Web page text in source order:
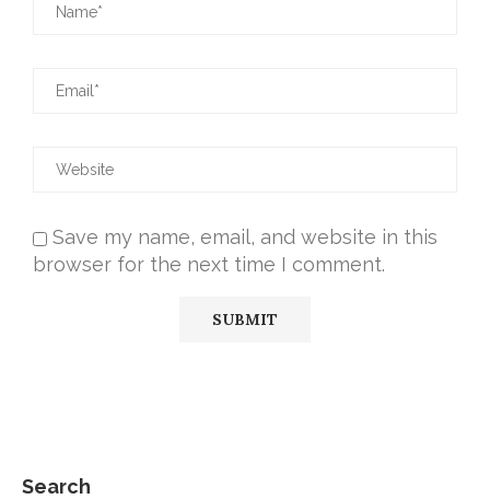
Save my name, email, and website in this
browser for the next time I comment.
Search